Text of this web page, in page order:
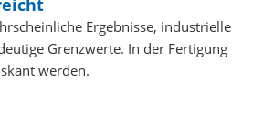
Ergebnisse, industrielle
Grenzwerte. In der Fertigung
werden.